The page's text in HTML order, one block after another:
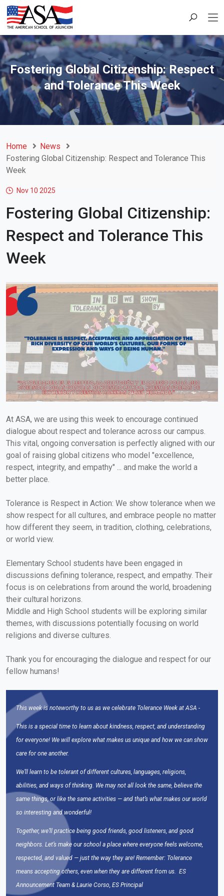
Fostering Global Citizenship: Respect
and Tolerance This Week
Home
News
Fostering Global Citizenship: Respect and Tolerance This
Week
Nov 10 2025
Fostering Global Citizenship:
Respect and Tolerance This
Week
At ASA, we are using this week to encourage continued
dialogue about respect and tolerance across our campus.
This vital, ongoing conversation is perfectly aligned with our
goal of raising global citizens who model "excellence,
respect, integrity, and empathy" ... and make the world a
better place.
Tolerance is Respect in Action: We show tolerance when we
show respect for all cultures, and embrace people no matter
how different they seem, in tradition, clothing, celebrations,
or world view.
Elementary School students have been engaged in
discussions defining tolerance, respect, and empathy. Their
focus is on celebrations from around the world, broadening
their cultural horizons.
Middle and High School students will be exploring similar
themes, with discussions potentially focusing on world
religions and diverse cultures.
Thank you for encouraging the dialogue and respect for our
fellow humans!
This week is noteworthy to us as we celebrate Tolerance Week at ASA -
This is a special time to learn about kindness, respect, and understanding
for everyone! We will explore what makes us unique and how we can show
care for one another.
We’ll learn to be tolerant of different cultures, languages, religions,
abilities, and ways of thinking. We may not all look the same, believe the
same things, or like the same activities — and that’s what makes our world
so interesting and wonderful!
Together, we’ll practice being good friends, good listeners, and good
neighbors. Let’s make our school a place where everyone feels welcome,
respected, and valued — just the way they are! Remember: Tolerance
means accepting others, even when they are different from us. ES
Announcement Team & Laurie Corso, ES Principal